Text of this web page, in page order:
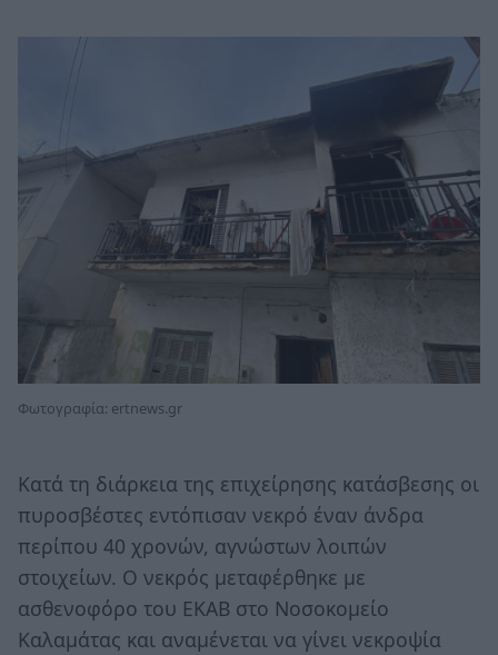
Φωτογραφία: ertnews.gr
Κατά τη διάρκεια της επιχείρησης κατάσβεσης οι
πυροσβέστες εντόπισαν νεκρό έναν άνδρα
περίπου 40 χρονών, αγνώστων λοιπών
στοιχείων. Ο νεκρός μεταφέρθηκε με
ασθενοφόρο του ΕΚΑΒ στο Νοσοκομείο
Καλαμάτας και αναμένεται να γίνει νεκροψία